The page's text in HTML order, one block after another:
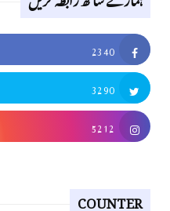
2340
3290
5212
COUNTER